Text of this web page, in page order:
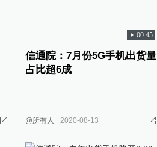
00:45
信通院：7月份5G手机出货量
占比超6成
@所有人 2020-08-13